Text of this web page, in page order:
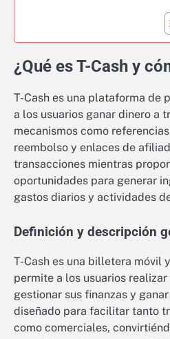
¿Qué es T-Cash y
T-Cash es una plataforma de
a los usuarios ganar dinero a
mecanismos como
reembolso y enlaces de
transacciones mientras
oportunidades para generar
gastos diarios y actividades
Definición y descripción
T-Cash es una billetera móvil
permite a los usuarios
gestionar sus finanzas y
diseñado para facilitar tanto
como comerciales,